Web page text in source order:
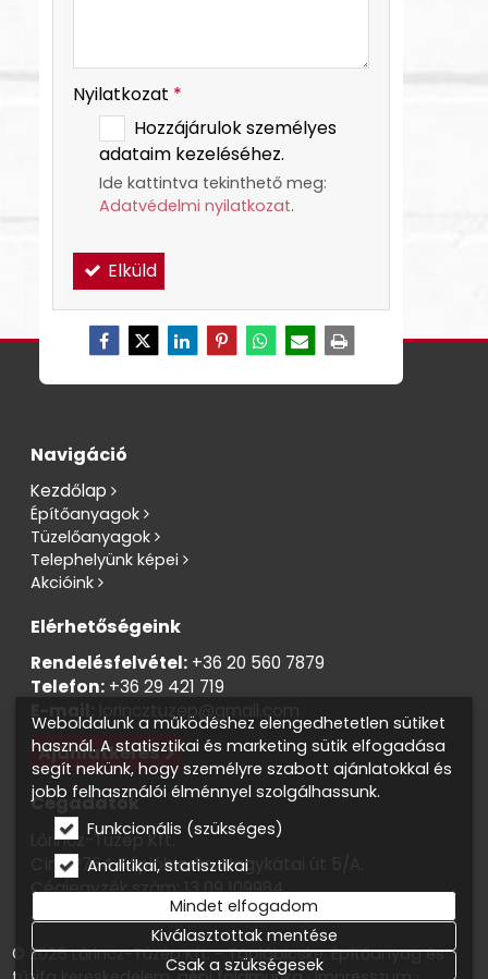
Nyilatkozat *
Hozzájárulok személyes
adataim kezeléséhez.
Ide kattintva tekinthető meg:
Adatvédelmi nyilatkozat.
Elküld
Navigáció
Kezdőlap
Építőanyagok
Tüzelőanyagok
Telephelyünk képei
Akcióink
Elérhetőségeink
Rendelésfelvétel: +36 20 560 7879
Telefon: +36 29 421 719
E-mail: lorincztuzep@gmail.com
Ajánlatkérés
Cégadatok
Lőrincz-Tüzép Kft.
Cím: 2764 Tápióbicske, Nagykátai út 5/A.
Cégjegyzék szám: 13 09 109984
Adószám: 13819138-2-13
© 2025 Lőrincz-Tüzép Kft. - Tápióbicske. Építőanyag és
Weboldalunk a működéshez elengedhetetlen sütiket
használ. A statisztikai és marketing sütik elfogadása
segít nekünk, hogy személyre szabott ajánlatokkal és
jobb felhasználói élménnyel szolgálhassunk.
Funkcionális (szükséges)
Analitikai, statisztikai
Mindet elfogadom
Kiválasztottak mentése
Csak a szükségesek